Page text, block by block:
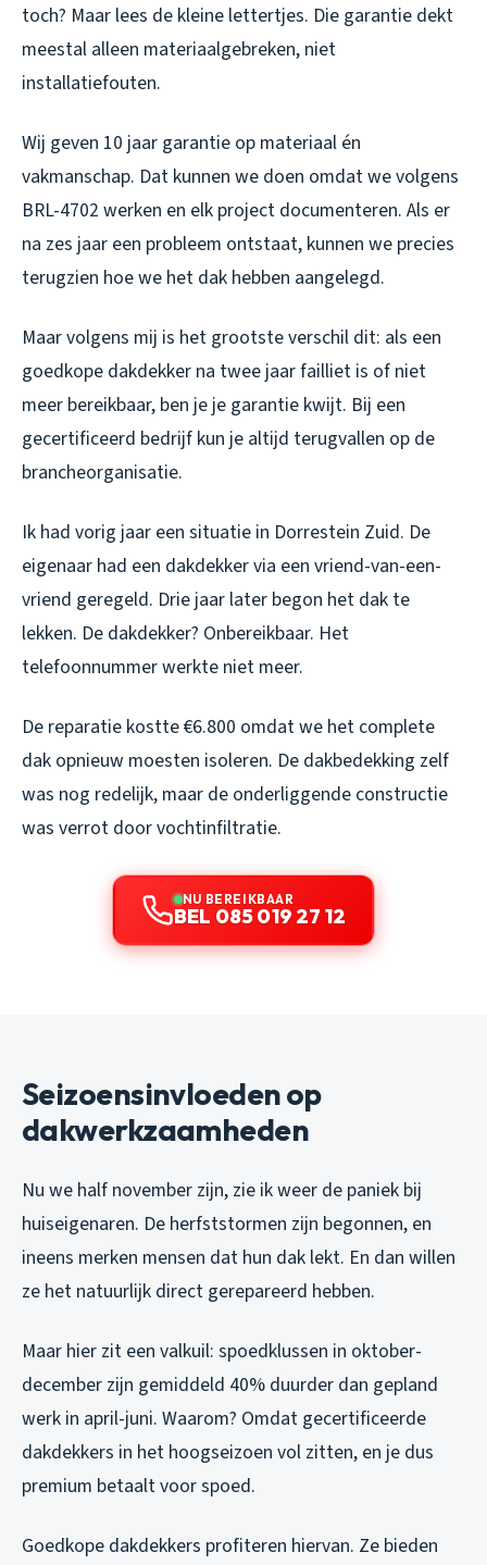
toch? Maar lees de kleine lettertjes. Die garantie dekt
meestal alleen materiaalgebreken, niet
installatiefouten.
Wij geven 10 jaar garantie op materiaal én
vakmanschap. Dat kunnen we doen omdat we volgens
BRL-4702 werken en elk project documenteren. Als er
na zes jaar een probleem ontstaat, kunnen we precies
terugzien hoe we het dak hebben aangelegd.
Maar volgens mij is het grootste verschil dit: als een
goedkope dakdekker na twee jaar failliet is of niet
meer bereikbaar, ben je je garantie kwijt. Bij een
gecertificeerd bedrijf kun je altijd terugvallen op de
brancheorganisatie.
Ik had vorig jaar een situatie in Dorrestein Zuid. De
eigenaar had een dakdekker via een vriend-van-een-
vriend geregeld. Drie jaar later begon het dak te
lekken. De dakdekker? Onbereikbaar. Het
telefoonnummer werkte niet meer.
De reparatie kostte €6.800 omdat we het complete
dak opnieuw moesten isoleren. De dakbedekking zelf
was nog redelijk, maar de onderliggende constructie
was verrot door vochtinfiltratie.
NU BEREIKBAAR
BEL 085 019 27 12
Seizoensinvloeden op
dakwerkzaamheden
Nu we half november zijn, zie ik weer de paniek bij
huiseigenaren. De herfststormen zijn begonnen, en
ineens merken mensen dat hun dak lekt. En dan willen
ze het natuurlijk direct gerepareerd hebben.
Maar hier zit een valkuil: spoedklussen in oktober-
december zijn gemiddeld 40% duurder dan gepland
werk in april-juni. Waarom? Omdat gecertificeerde
dakdekkers in het hoogseizoen vol zitten, en je dus
premium betaalt voor spoed.
Goedkope dakdekkers profiteren hiervan. Ze bieden